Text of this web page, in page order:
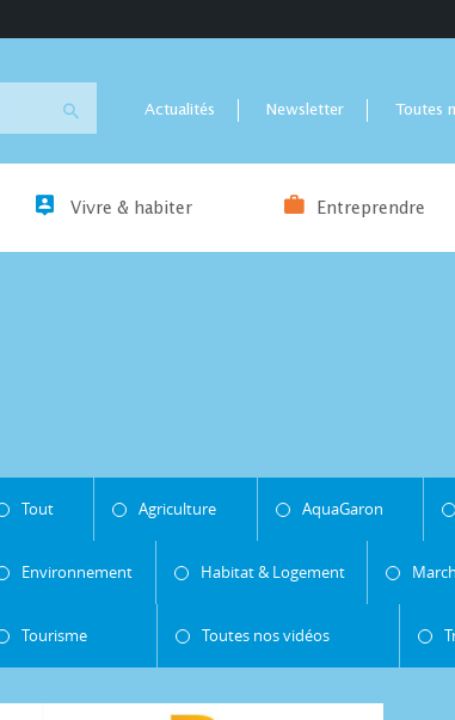
Actualités Newsletter Toutes
Vivre & habiter Entreprendre
Tout Agriculture AquaGaron
Environnement Habitat & Logement
Tourisme Toutes nos vidéos